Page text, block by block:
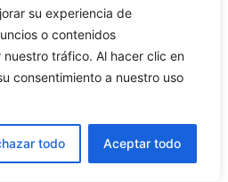
su experiencia de
o contenidos
tráfico. Al hacer clic en
consentimiento a nuestro uso
todo Aceptar todo
preguntó: «¿A cuál de
Ellos dijeron: «A
«¿Y qué hago con Jesús,
todos: «Sea
«Pues, ¿qué mal ha hecho?».
«¡Sea crucificado!». Al ver
que, al contrario, se estaba